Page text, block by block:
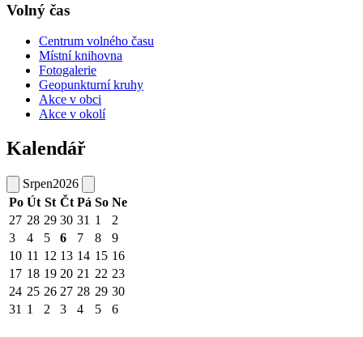
Volný čas
Centrum volného času
Místní knihovna
Fotogalerie
Geopunkturní kruhy
Akce v obci
Akce v okolí
Kalendář
Srpen2026
Po Út St Čt Pá So Ne
27 28 29 30 31 1
2
3
4 5 6 7 8
9
10 11 12 13 14 15 16
17 18 19 20 21 22 23
24 25 26 27 28 29 30
31 1 2 3 4 5 6